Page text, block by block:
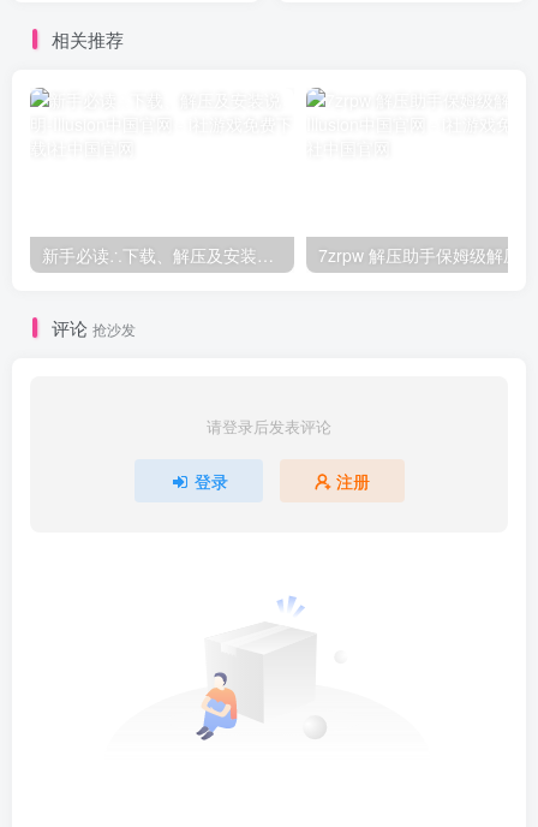
相关推荐
7zrpw 解压助手保姆级解压
评论 抢沙发
请登录后发表评论
登录 注册